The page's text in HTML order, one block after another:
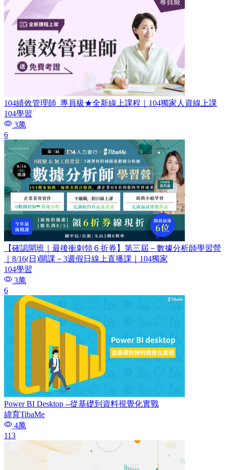
104績效管理師​_專員級★全新線上課程｜104獨家人資線上課
104學習
3萬
6
【確認開班｜最後衝刺領６折券】第三屆－數據分析師學習營
｜8/16(日)開課－3週假日線上直播課｜104獨家
104學習
3萬
6
Power BI Desktop --從基礎到資料視覺化實戰
緯育TibaMe
4萬
113